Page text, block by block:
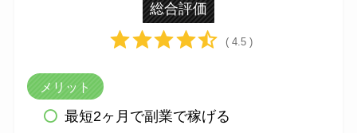
総合評価
( 4.5 )
メリット
最短2ヶ月で副業で稼げる